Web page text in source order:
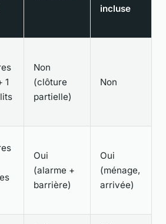
incluse
1
Non
(clôture
partielle)
Non
Oui
(alarme +
barrière)
Oui
(ménage,
arrivée)